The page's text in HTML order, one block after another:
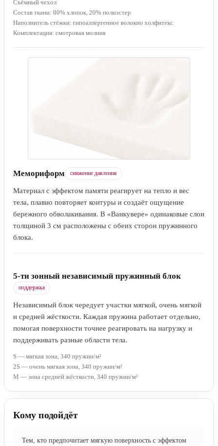
Съёмный чехол
Состав ткани: 80% хлопок, 20% полиэстер
Наполнитель стёжки: гипоаллергенное волокно холфитекс
Комплектация: смотровая молния
Мемориформ снижение давления
Материал с эффектом памяти реагирует на тепло и вес
тела, плавно повторяет контуры и создаёт ощущение
бережного обволакивания. В «Ванкувере» одинаковые слои
толщиной 3 см расположены с обеих сторон пружинного
блока.
5-ти зонный независимый пружинный блок
поддержка
Независимый блок чередует участки мягкой, очень мягкой
и средней жёсткости. Каждая пружина работает отдельно,
помогая поверхности точнее реагировать на нагрузку и
поддерживать разные области тела.
S — мягкая зона, 340 пружин/м²
2S — очень мягкая зона, 340 пружин/м²
M — зона средней жёсткости, 340 пружин/м²
Кому подойдёт
Тем, кто предпочитает мягкую поверхность с эффектом